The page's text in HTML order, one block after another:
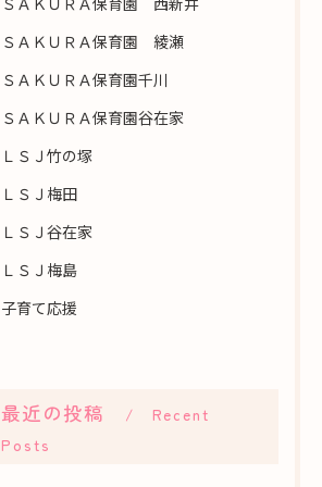
ＳＡＫＵＲＡ保育園 綾瀬
ＳＡＫＵＲＡ保育園千川
ＳＡＫＵＲＡ保育園谷在家
ＬＳＪ竹の塚
ＬＳＪ梅田
ＬＳＪ谷在家
ＬＳＪ梅島
子育て応援
最近の投稿
Recent
Posts